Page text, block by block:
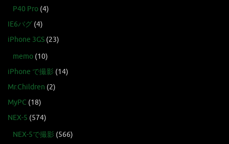
P40 Pro (4)
IE6バグ (4)
iPhone 3GS (23)
memo (10)
iPhone で撮影 (14)
Mr.Children (2)
MyPC (18)
NEX-5 (574)
NEX-5で撮影 (566)